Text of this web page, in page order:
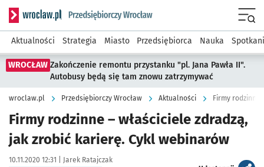
Serwis informacyjny wroclaw.pl podserwis: Strategia
Aktualności Strategia Miasto Przedsiębiorca Nauka
WROCŁAW Zakończenie remontu przystanku "pl. Jana Pawła II".
Autobusy będą się tam znowu zatrzymywać
wroclaw.pl Przedsiębiorczy Wrocław Aktualności Firmy rodzinne
Firmy rodzinne – właściciele zdradzą,
jak zrobić karierę. Cykl webinarów
Data publikacji:
10.11.2020 12:31 | Autor:
Jarek Ratajczak